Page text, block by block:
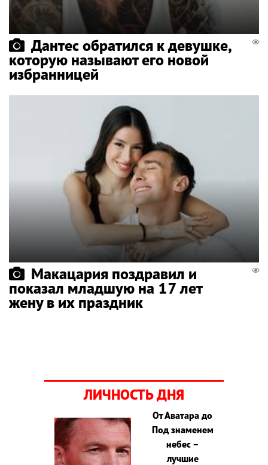
Дантес обратился к девушке,
которую называют его новой
избранницей
Макацария поздравил и
показал младшую на 17 лет
жену в их праздник
ЛИЧНОСТЬ ДНЯ
От Аватара до
Под знаменем
небес –
лучшие